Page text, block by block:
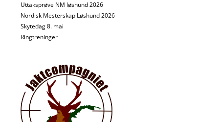
Uttaksprøve NM løshund 2026
Nordisk Mesterskap Løshund 2026
Skytedag 8. mai
Ringtreninger